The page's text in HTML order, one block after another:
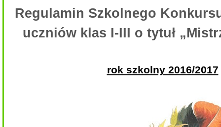
Regulamin Szkolnego
uczniów klas I-III o tytuł
rok szkolny 2016/2017